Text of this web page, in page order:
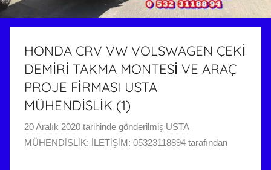
HONDA CRV VW VOLSWAGEN ÇEKİ
DEMİRİ TAKMA MONTESİ VE ARAÇ
PROJE FİRMASI USTA
MÜHENDİSLİK (1)
20 Aralık 2020 tarihinde gönderilmiş USTA
MÜHENDİSLİK: İLETİŞİM: 05323118894 tarafından